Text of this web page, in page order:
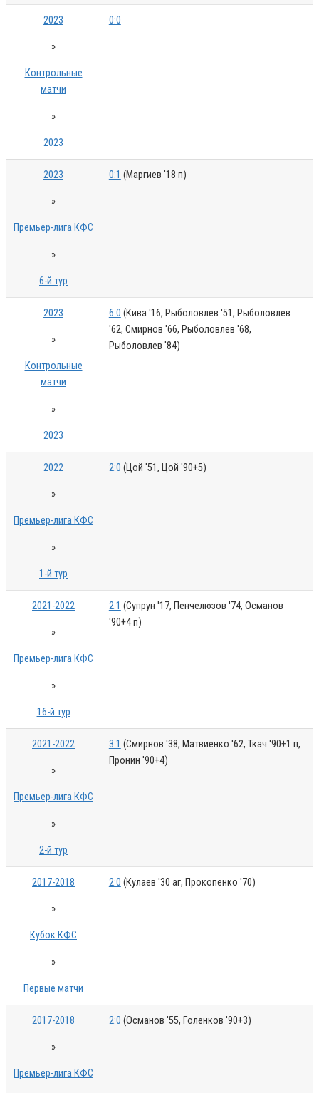
2023
»
Контрольные
матчи
»
2023
0:0
2023
»
Премьер-лига КФС
»
6-й тур
0:1 (Маргиев '18 п)
2023
»
Контрольные
матчи
»
2023
6:0 (Кива '16, Рыболовлев '51, Рыболовлев
'62, Смирнов '66, Рыболовлев '68,
Рыболовлев '84)
2022
»
Премьер-лига КФС
»
1-й тур
2:0 (Цой '51, Цой '90+5)
2021-2022
»
Премьер-лига КФС
»
16-й тур
2:1 (Супрун '17, Пенчелюзов '74, Османов
'90+4 п)
2021-2022
»
Премьер-лига КФС
»
2-й тур
3:1 (Смирнов '38, Матвиенко '62, Ткач '90+1 п,
Пронин '90+4)
2017-2018
»
Кубок КФС
»
Первые матчи
2:0 (Кулаев '30 аг, Прокопенко '70)
2017-2018
»
Премьер-лига КФС
2:0 (Османов '55, Голенков '90+3)